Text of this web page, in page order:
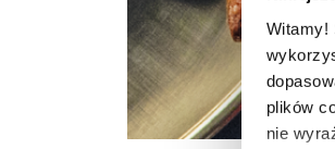
Witamy!
plików
nie